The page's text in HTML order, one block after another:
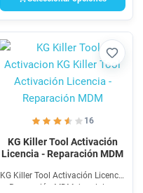
16
KG Killer Tool Activación
Licencia - Reparación MDM
KG Killer Tool Activación Licencia
- Reparación MDM de celulares